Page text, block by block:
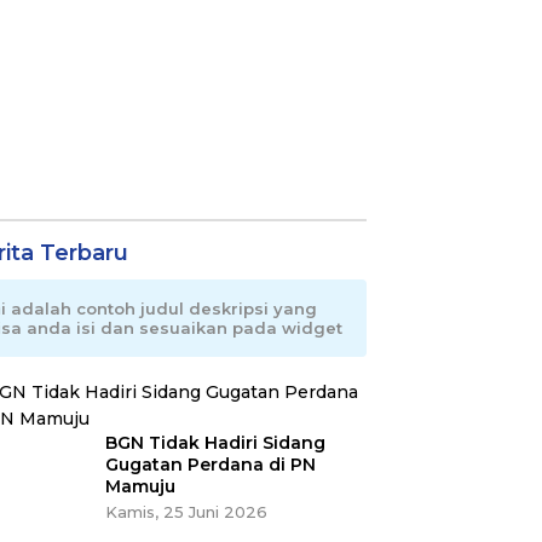
Terbaru
adalah contoh judul deskripsi yang
anda isi dan sesuaikan pada widget
BGN Tidak Hadiri Sidang
Gugatan Perdana di PN
Mamuju
Kamis, 25 Juni 2026